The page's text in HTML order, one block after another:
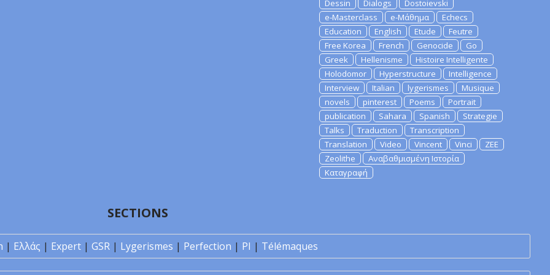
Dessin
Dialogs
Dostoievski
e-Masterclass
e-Μάθημα
Echecs
Education
English Etude
Feutre
Free Korea
French Genocide
Go
Greek
Hellenisme
Histoire Intelligente
Holodomor
Hyperstructure
Intelligence
Interview
Italian lygerismes
Musique
novels
pinterest Poems
Portrait
publication
Sahara Spanish
Strategie
Talks
Traduction
Transcription
Translation
Video Vincent Vinci
ZEE
Zeolithe
Αναβαθμισμένη Ιστορία
Καταγραφή
SECTIONS
| Ελλάς | Expert | GSR | Lygerismes | Perfection | PI | Télémaques